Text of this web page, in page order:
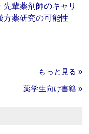
先輩薬剤師のキャリ
方薬研究の可能性
もっと見る »
薬学生向け書籍 »